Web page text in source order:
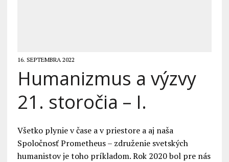
16. SEPTEMBRA 2022
Humanizmus a výzvy
21. storočia – I.
Všetko plynie v čase a v priestore a aj naša
Spoločnosť Prometheus – združenie svetských
humanistov je toho príkladom. Rok 2020 bol pre nás